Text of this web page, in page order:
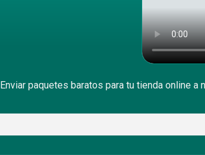
Enviar paquetes baratos para tu tienda online